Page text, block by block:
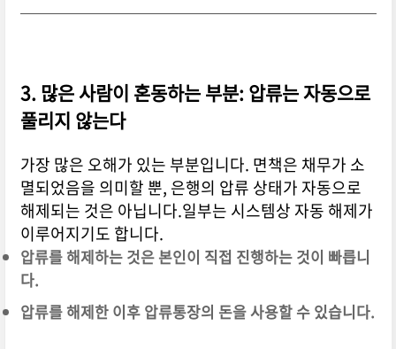
3. 많은 사람이 혼동하는 부분: 압류는 자동으로
풀리지 않는다
가장 많은 오해가 있는 부분입니다. 면책은 채무가 소
멸되었음을 의미할 뿐, 은행의 압류 상태가 자동으로
해제되는 것은 아닙니다.일부는 시스템상 자동 해제가
이루어지기도 합니다.
압류를 해제하는 것은 본인이 직접 진행하는 것이 빠릅니
다.
압류를 해제한 이후 압류통장의 돈을 사용할 수 있습니다.